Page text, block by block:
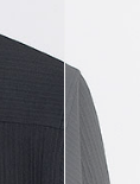
코 라이프